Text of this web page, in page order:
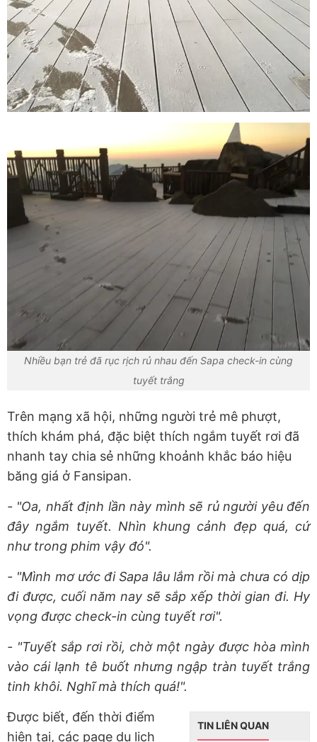
Nhiều bạn trẻ đã rục rịch rủ nhau đến Sapa check-in cùng
tuyết trắng
Trên mạng xã hội, những người trẻ mê phượt,
thích khám phá, đặc biệt thích ngắm tuyết rơi đã
nhanh tay chia sẻ những khoảnh khắc báo hiệu
băng giá ở Fansipan.
- "Oa, nhất định lần này mình sẽ rủ người yêu đến
đây ngắm tuyết. Nhìn khung cảnh đẹp quá, cứ
như trong phim vậy đó".
- "Mình mơ ước đi Sapa lâu lắm rồi mà chưa có dịp
đi được, cuối năm nay sẽ sắp xếp thời gian đi. Hy
vọng được check-in cùng tuyết rơi".
- "Tuyết sắp rơi rồi, chờ một ngày được hòa mình
vào cái lạnh tê buốt nhưng ngập tràn tuyết trắng
tinh khôi. Nghĩ mà thích quá!".
TIN LIÊN QUAN
Được biết, đến thời điểm
hiện tại, các page du lịch